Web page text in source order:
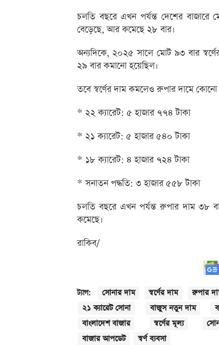
চলতি বছরে এখন পর্যন্ত দেশের বাজারে
বেড়েছে, আর কমেছে ২৮ বার।
অন্যদিকে, ২০২৫ সালে মোট ৯৩ বার
২৯ বার কমানো হয়েছিল।
তবে স্বর্ণের দাম কমলেও রুপার দামে কোনো
* ২২ ক্যারেট: ৫ হাজার ৭৭৪ টাকা
* ২১ ক্যারেট: ৫ হাজার ৫৪০ টাকা
* ১৮ ক্যারেট: ৪ হাজার ৭২৪ টাকা
* সনাতন পদ্ধতি: ৩ হাজার ৫৫৮ টাকা
চলতি বছরে এখন পর্যন্ত রুপার দাম ৩৮
কমেছে।
রাকিব/
ট্যাগ: সোনার দাম স্বর্ণের দাম রুপার
২১ ক্যারেট সোনা
বাজুস নতুন দাম
বাংলাদেশ বাজার
স্বর্ণের মূল্য
বাজার আপডেট
স্বর্ণ ব্যবসা